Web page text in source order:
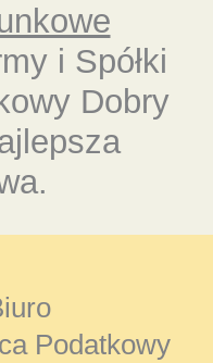
i Spółki
Dobry
Podatkowy